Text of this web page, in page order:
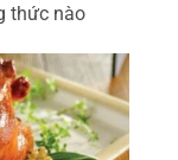
thức nào